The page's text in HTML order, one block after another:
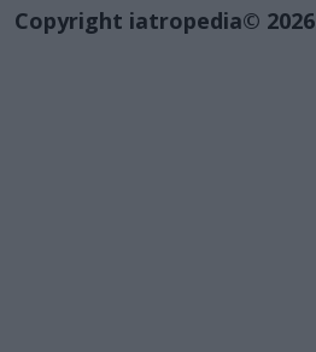
Copyright iatropedia© 2026